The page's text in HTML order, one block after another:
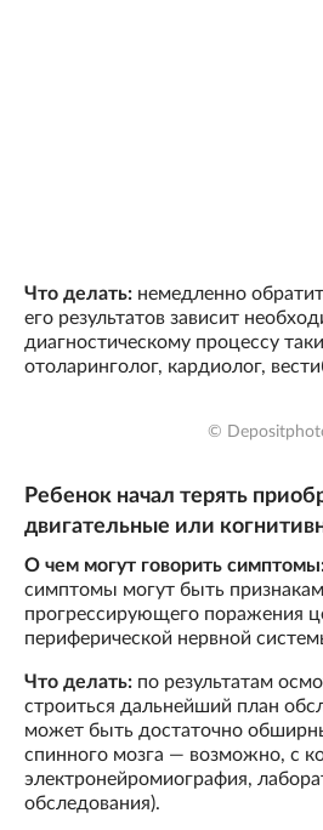
Что делать: немедленно
его результатов зависит
диагностическому процессу
отоларинголог, кардиолог,
©
Ребенок начал терять
двигательные или
О чем могут говорить
симптомы могут быть
прогрессирующего поражения
периферической нервной
Что делать: по результатам
строиться дальнейший план
может быть достаточно
спинного мозга — возможно, с
электронейромиография,
обследования).